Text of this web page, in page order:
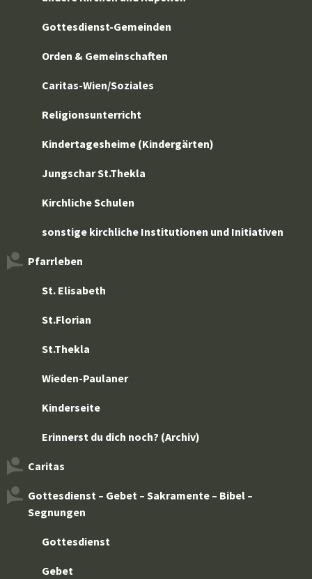
Gottesdienst-Gemeinden
Orden & Gemeinschaften
Caritas-Wien/Soziales
Religionsunterricht
Kindertagesheime (Kindergärten)
Jungschar St.Thekla
Kirchliche Schulen
sonstige kirchliche Institutionen und Initiativen
Pfarrleben
St. Elisabeth
St.Florian
St.Thekla
Wieden-Paulaner
Kinderseite
Erinnerst du dich noch? (Archiv)
Caritas
Gottesdienst – Gebet – Sakramente – Bibel –
Segnungen
Gottesdienst
Gebet